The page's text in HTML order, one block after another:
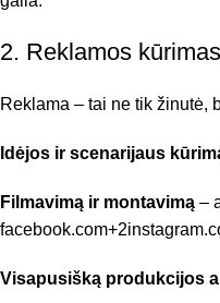
2. Reklamos
Reklama – tai ne tik žinutė,
Idėjos ir scenarijaus
Filmavimą ir montavimą –
facebook.com+2
Visapusišką produkcijos